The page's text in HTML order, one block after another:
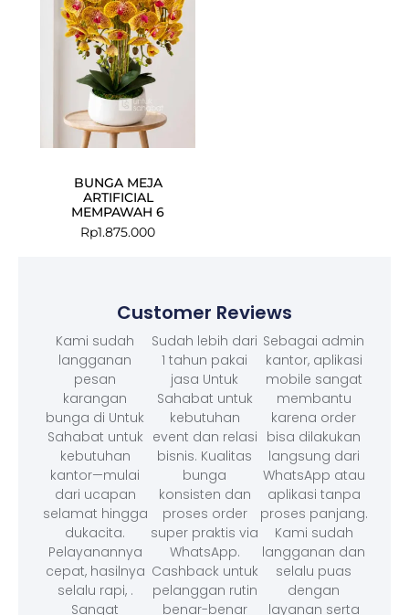
BUNGA MEJA
ARTIFICIAL
MEMPAWAH 6
Rp1.875.000
Customer Reviews
Kami sudah
langganan
pesan
karangan
bunga di Untuk
Sahabat untuk
kebutuhan
kantor—mulai
dari ucapan
selamat hingga
dukacita.
Pelayanannya
cepat, hasilnya
selalu rapi, .
Sangat
Sudah lebih dari
1 tahun pakai
jasa Untuk
Sahabat untuk
kebutuhan
event dan relasi
bisnis. Kualitas
bunga
konsisten dan
proses order
super praktis via
WhatsApp.
Cashback untuk
pelanggan rutin
benar-benar
Sebagai admin
kantor, aplikasi
mobile sangat
membantu
karena order
bisa dilakukan
langsung dari
WhatsApp atau
aplikasi tanpa
proses panjang.
Kami sudah
langganan dan
selalu puas
dengan
layanan serta